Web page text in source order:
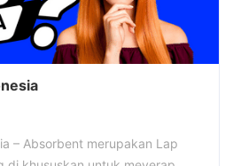
– Absorbent merupakan Lap